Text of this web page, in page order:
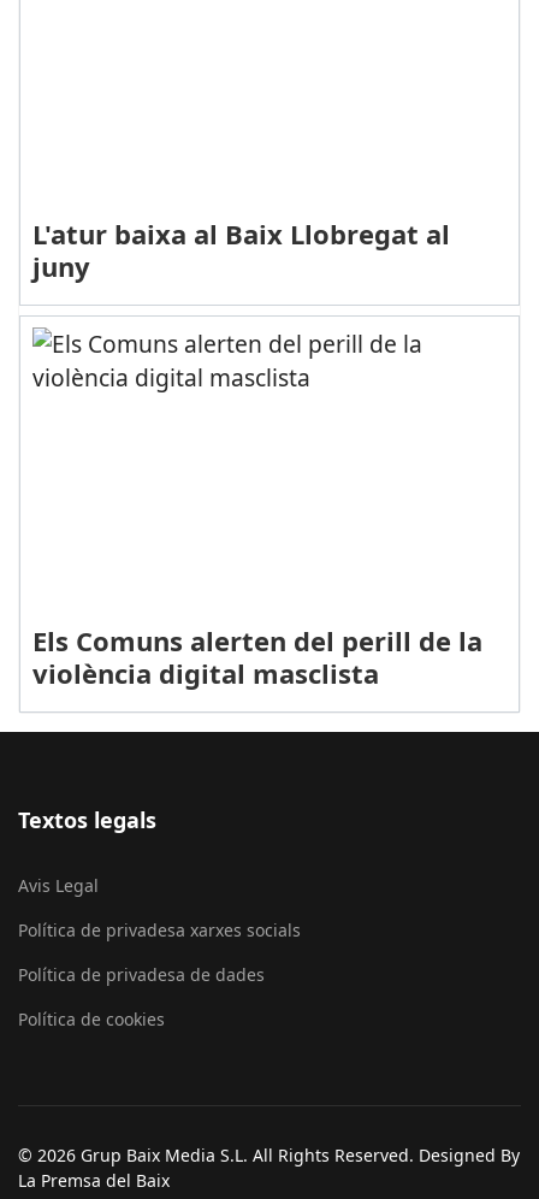
L'atur baixa al Baix Llobregat al
juny
Els Comuns alerten del perill de la
violència digital masclista
Textos legals
Avis Legal
Política de privadesa xarxes socials
Política de privadesa de dades
Política de cookies
© 2026 Grup Baix Media S.L. All Rights Reserved. Designed By
La Premsa del Baix